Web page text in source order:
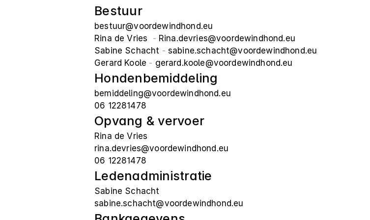
Bestuur
bestuur@voordewindhond.eu
Rina de Vries
- Rina.devries@voordewindhond.eu
Sabine Schacht - sabine.schacht@voordewindhond.eu
Gerard Koole - gerard.koole@voordewindhond.eu
Hondenbemiddeling
bemiddeling@voordewindhond.eu
06 12281478
Opvang & vervoer
Rina de Vries
rina.devries@voordewindhond.eu
06 12281478
Ledenadministratie
Sabine Schacht
sabine.schacht@voordewindhond.eu